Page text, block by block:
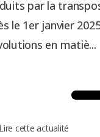
par la
le 1er janvier
en matiè...
cette actualité